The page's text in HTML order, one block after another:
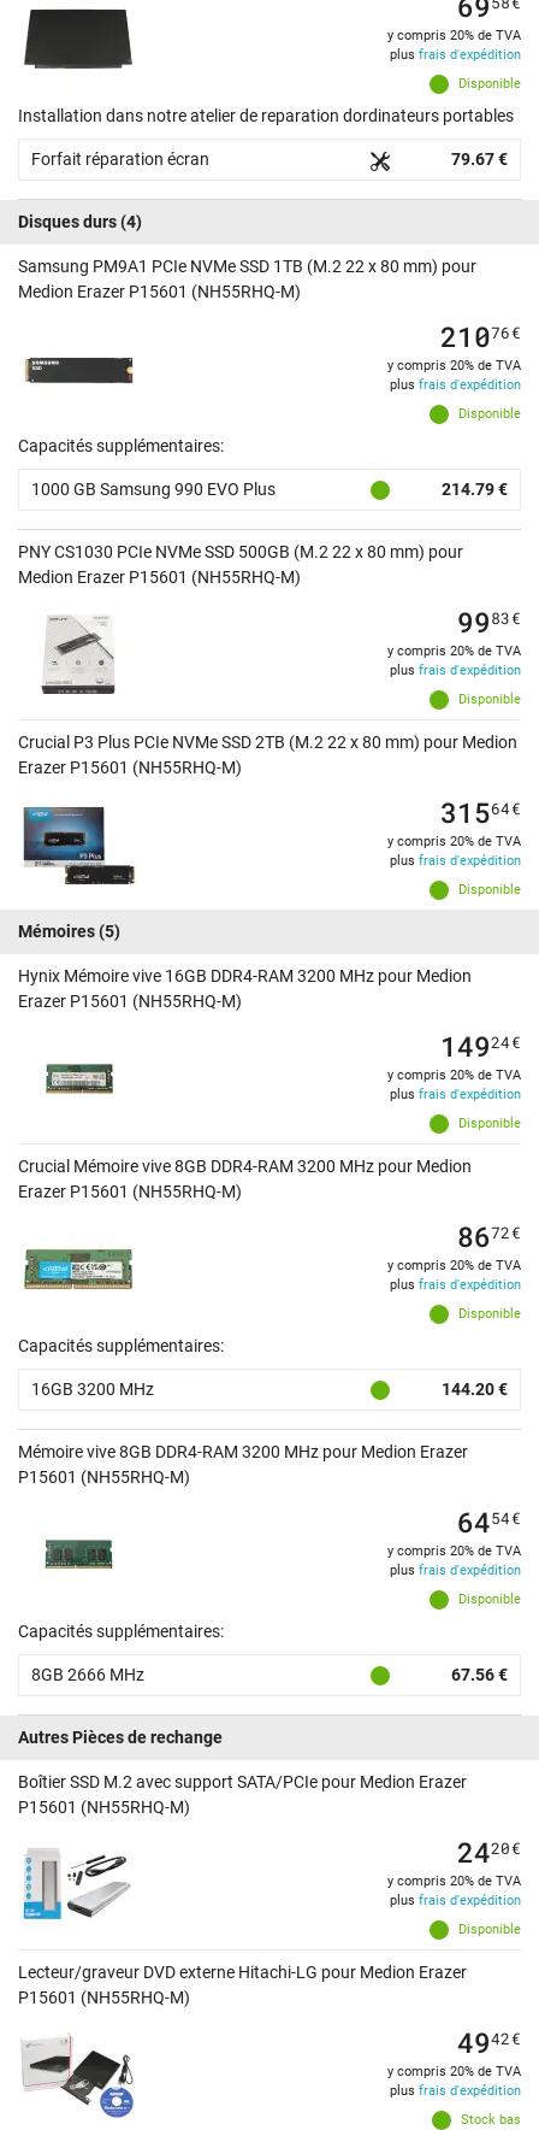
Disponible
y compris 20% de TVA
plus frais d'expédition
Installation dans notre atelier de reparation dordinateurs portables
Forfait réparation écran 79.67 €
Disques durs(4)
Samsung PM9A1 PCIe NVMe SSD 1TB (M.2 22 x 80 mm) pour
Medion Erazer P15601 (NH55RHQ-M)
Disponible
21076€
y compris 20% de TVA
plus frais d'expédition
Capacités supplémentaires:
1000 GB Samsung 990 EVO Plus 214.79 €
PNY CS1030 PCIe NVMe SSD 500GB (M.2 22 x 80 mm) pour
Medion Erazer P15601 (NH55RHQ-M)
Disponible
9983€
y compris 20% de TVA
plus frais d'expédition
Crucial P3 Plus PCIe NVMe SSD 2TB (M.2 22 x 80 mm) pour Medion
Erazer P15601 (NH55RHQ-M)
Disponible
31564€
y compris 20% de TVA
plus frais d'expédition
Mémoires(5)
Hynix Mémoire vive 16GB DDR4-RAM 3200 MHz pour Medion
Erazer P15601 (NH55RHQ-M)
Disponible
14924€
y compris 20% de TVA
plus frais d'expédition
Crucial Mémoire vive 8GB DDR4-RAM 3200 MHz pour Medion
Erazer P15601 (NH55RHQ-M)
Disponible
8672€
y compris 20% de TVA
plus frais d'expédition
Capacités supplémentaires:
16GB 3200 MHz 144.20 €
Mémoire vive 8GB DDR4-RAM 3200 MHz pour Medion Erazer
P15601 (NH55RHQ-M)
Disponible
6454€
y compris 20% de TVA
plus frais d'expédition
Capacités supplémentaires:
8GB 2666 MHz 67.56 €
Autres Pièces de rechange
Boîtier SSD M.2 avec support SATA/PCIe pour Medion Erazer
P15601 (NH55RHQ-M)
Disponible
2420€
y compris 20% de TVA
plus frais d'expédition
Lecteur/graveur DVD externe Hitachi-LG pour Medion Erazer
P15601 (NH55RHQ-M)
Stock bas
4942€
y compris 20% de TVA
plus frais d'expédition